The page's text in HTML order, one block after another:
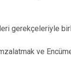
gerekçeleriyle
ve